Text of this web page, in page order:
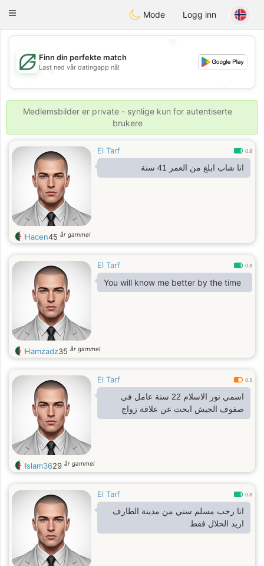
GulfDating
Toggle
Mode Logg inn
💖
💕
💕
Finn din perfekte match
Last ned vår datingapp nå!
Medlemsbilder er private - synlige kun for autentiserte
brukere
El Tarf 0.8
انا شاب ابلغ من العمر 41 سنة
Hacen45 år gammel
El Tarf 0.8
You will know me better by the time
Hamzadz35 år gammel
El Tarf 0.5
اسمي نور الاسلام 22 سنة عامل في
صفوف الجيش ابحث عن علاقة زواج
Islam3629 år gammel
El Tarf 0.8
انا رجب مسلم سني من مدينة الطارف
اريد الحلال فقط